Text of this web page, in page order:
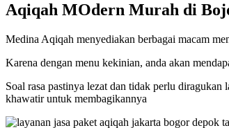
Aqiqah MOdern Murah di
Medina Aqiqah menyediakan berbagai macam
Karena dengan menu kekinian, anda akan
Soal rasa pastinya lezat dan tidak perlu
khawatir untuk membagikannya